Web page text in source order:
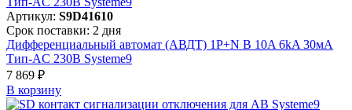
Артикул: S9D41610
Срок поставки: 2 дня
Дифференциальный автомат (АВДТ) 1P+N B 10A 6kA 30мА
Тип-AC 230В Systeme9
7 869 ₽
В корзинy